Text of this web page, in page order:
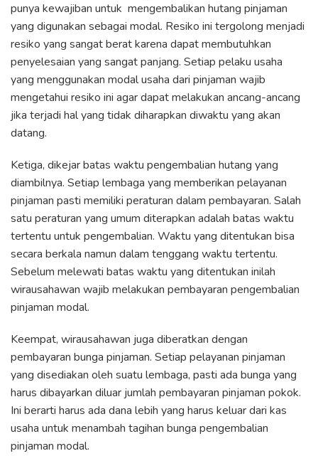
punya kewajiban untuk mengembalikan hutang pinjaman
yang digunakan sebagai modal. Resiko ini tergolong menjadi
resiko yang sangat berat karena dapat membutuhkan
penyelesaian yang sangat panjang. Setiap pelaku usaha
yang menggunakan modal usaha dari pinjaman wajib
mengetahui resiko ini agar dapat melakukan ancang-ancang
jika terjadi hal yang tidak diharapkan diwaktu yang akan
datang.
Ketiga, dikejar batas waktu pengembalian hutang yang
diambilnya. Setiap lembaga yang memberikan pelayanan
pinjaman pasti memiliki peraturan dalam pembayaran. Salah
satu peraturan yang umum diterapkan adalah batas waktu
tertentu untuk pengembalian. Waktu yang ditentukan bisa
secara berkala namun dalam tenggang waktu tertentu.
Sebelum melewati batas waktu yang ditentukan inilah
wirausahawan wajib melakukan pembayaran pengembalian
pinjaman modal.
Keempat, wirausahawan juga diberatkan dengan
pembayaran bunga pinjaman. Setiap pelayanan pinjaman
yang disediakan oleh suatu lembaga, pasti ada bunga yang
harus dibayarkan diluar jumlah pembayaran pinjaman pokok.
Ini berarti harus ada dana lebih yang harus keluar dari kas
usaha untuk menambah tagihan bunga pengembalian
pinjaman modal.